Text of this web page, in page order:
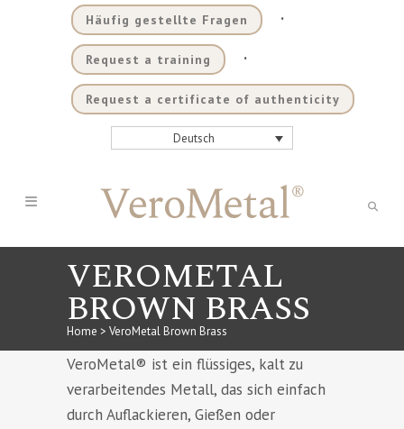
Häufig gestellte Fragen .
Request a training .
Request a certificate of authenticity
Deutsch
VEROMETAL
BROWN BRASS
Home > VeroMetal Brown Brass
VeroMetal® ist ein flüssiges, kalt zu
verarbeitendes Metall, das sich einfach
durch Auflackieren, Gießen oder